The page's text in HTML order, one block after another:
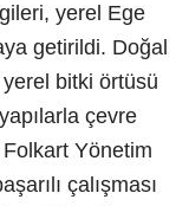
yerel Ege
getirildi. Doğal
bitki örtüsü
çevre
Yönetim
çalışması